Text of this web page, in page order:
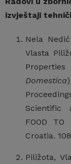
izvještaji
Nela
Vlasta
Domestica
Scientific
FOOD TO
Croatia.
Piližota,